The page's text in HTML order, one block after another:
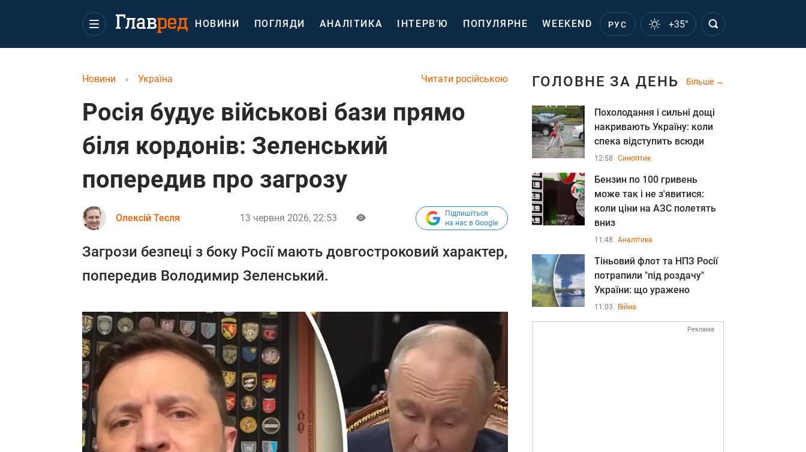
НОВИНИ ПОГЛЯДИ АНАЛІТИКА ІНТЕРВ’Ю ПОПУЛЯРНЕ WEEKEND РУС +35°
Читати російською
Новини › Україна
Росія будує військові бази прямо
біля кордонів: Зеленський
попередив про загрозу
Олексій Тесля 13 червня 2026, 22:53
Підпишіться
на нас в Google
Загрози безпеці з боку Росії мають довгостроковий характер,
попередив Володимир Зеленський.
ГОЛОВНЕ ЗА ДЕНЬ Більше
Похолодання і сильні дощі
накривають Україну: коли
спека відступить всюди
12:58 Синоптик
Бензин по 100 гривень
може так і не з'явитися:
коли ціни на АЗС полетять
вниз
11:48 Аналітика
Тіньовий флот та НПЗ Росії
потрапили "під роздачу"
України: що уражено
11:03 Війна
Реклама